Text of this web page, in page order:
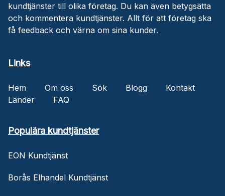
kundtjänster till olika företag. Du kan även betygsätta
och kommentera kundtjänster. Allt för att företag ska
få feedback och värna om sina kunder.
Links
Hem Om oss Sök Blogg
Kontakt
Länder
FAQ
Populära kundtjänster
EON Kundtjänst
Borås Elhandel Kundtjänst